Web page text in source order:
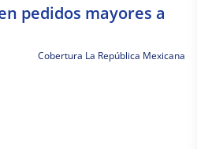
pedidos mayores a
Cobertura La República Mexicana